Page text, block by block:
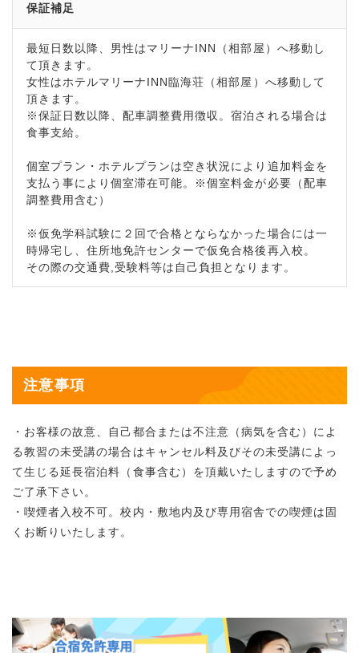
保証補足
最短日数以降、男性はマリーナINN（相部屋）へ移動し
て頂きます。
女性はホテルマリーナINN臨海荘（相部屋）へ移動して
頂きます。
※保証日数以降、配車調整費用徴収。宿泊される場合は
食事支給。
個室プラン・ホテルプランは空き状況により追加料金を
支払う事により個室滞在可能。※個室料金が必要（配車
調整費用含む）
※仮免学科試験に２回で合格とならなかった場合には一
時帰宅し、住所地免許センターで仮免合格後再入校。
その際の交通費,受験料等は自己負担となります。
注意事項
・お客様の故意、自己都合または不注意（病気を含む）によ
る教習の未受講の場合はキャンセル料及びその未受講によっ
て生じる延長宿泊料（食事含む）を頂戴いたしますので予め
ご了承下さい。
・喫煙者入校不可。校内・敷地内及び専用宿舎での喫煙は固
くお断りいたします。